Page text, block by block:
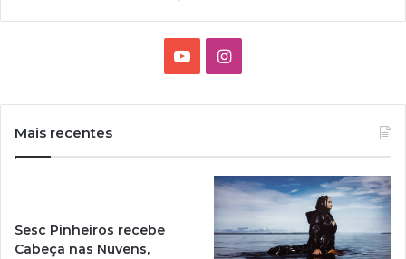
I
g
Mais recentes
Sesc Pinheiros recebe
Cabeça nas Nuvens,